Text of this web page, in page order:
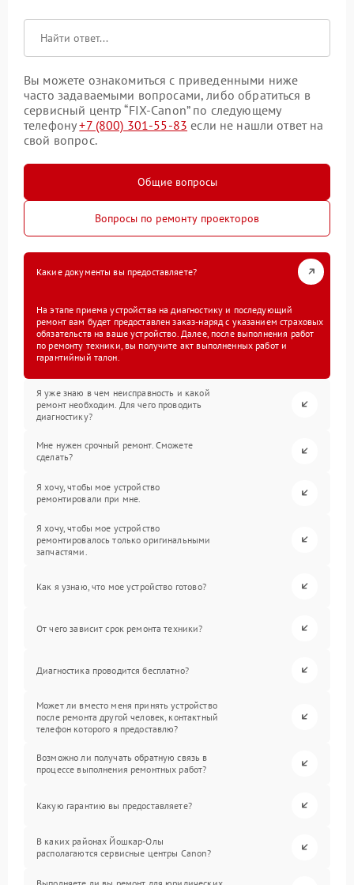
Вы можете ознакомиться с приведенными ниже
часто задаваемыми вопросами, либо обратиться в
сервисный центр “FIX-Canon” по следующему
телефону+7 (800) 301-55-83 если не нашли ответ на
свой вопрос.
Общие вопросы
Вопросы по ремонту проекторов
Какие документы вы предоставляете?
На этапе приема устройства на диагностику и последующий
ремонт вам будет предоставлен заказ-наряд с указанием страховых
обязательств на ваше устройство. Далее, после выполнения работ
по ремонту техники, вы получите акт выполненных работ и
гарантийный талон.
Я уже знаю в чем неисправность и какой
ремонт необходим. Для чего проводить
диагностику?
Мне нужен срочный ремонт. Сможете
сделать?
Я хочу, чтобы мое устройство
ремонтировали при мне.
Я хочу, чтобы мое устройство
ремонтировалось только оригинальными
запчастями.
Как я узнаю, что мое устройство готово?
От чего зависит срок ремонта техники?
Диагностика проводится бесплатно?
Может ли вместо меня принять устройство
после ремонта другой человек, контактный
телефон которого я предоставлю?
Возможно ли получать обратную связь в
процессе выполнения ремонтных работ?
Какую гарантию вы предоставляете?
В каких районах Йошкар-Олы
располагаются сервисные центры Canon?